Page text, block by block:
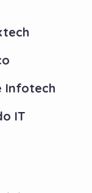
Infotech
IT